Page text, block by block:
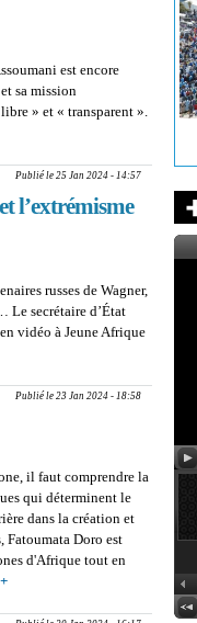
est encore
sa mission
» et « transparent ».
Publié le 25 Jan 2024 - 14:57
l’extrémisme
russes de Wagner,
Le secrétaire d’État
vidéo à Jeune Afrique
Publié le 23 Jan 2024 - 18:58
il faut comprendre la
qui déterminent le
dans la création et
Fatoumata Doro est
d'Afrique tout en